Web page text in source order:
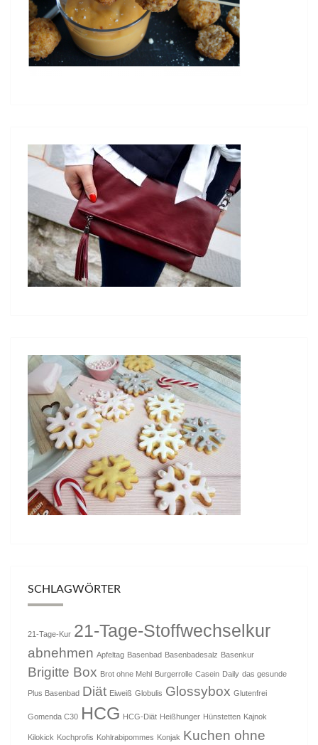
SCHLAGWÖRTER
21-Tage-Kur 21-Tage-Stoffwechselkur
abnehmen Apfeltag Basenbad Basenbadesalz Basenkur
Brigitte Box Brot ohne Mehl Burgerrolle Casein Daily das gesunde
Plus Basenbad Diät Eiweiß Globulis Glossybox Glutenfrei
Gomenda C30 HCG HCG-Diät Heißhunger Hünstetten Kajnok
Kilokick Kochprofis Kohlrabipommes Konjak Kuchen ohne